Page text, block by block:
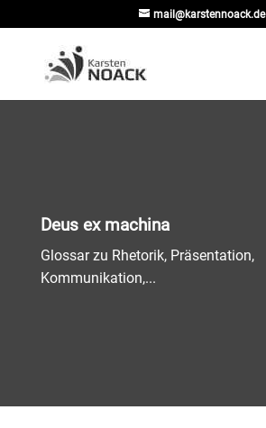
mail@karstennoack.de
Deus ex machina
Glossar zu Rhetorik, Präsentation,
Kommunikation,...